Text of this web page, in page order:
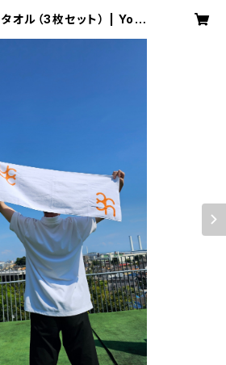
オル（3枚セット） | YoT